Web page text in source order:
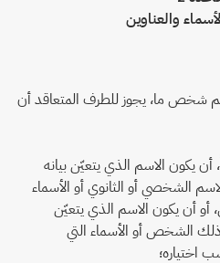
والعناوين
شخص ما، يجوز للطرف المتعاقد أن
يكون الاسم الذي يتعيّن بيانه
الشخصي أو الثانوي أو الأسماء
أن يكون الاسم الذي يتعيّن
الشخص أو الأسماء التي
اختياره؛